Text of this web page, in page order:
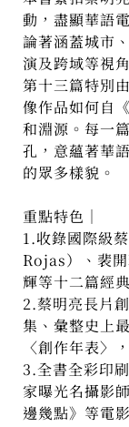
動，盡顯華語
論著涵蓋城市
演及跨域等視
第十三篇特別
像作品如何自
和淵源。每一
孔，意蘊著華
的眾多樣貌。
重點特色│
1.收錄國際級
Rojas）、裴
輝等十二篇經
2.蔡明亮長片
集、彙整史上
〈創作年表〉
3.全書全彩印
家曝光名攝影
邊幾點》等電